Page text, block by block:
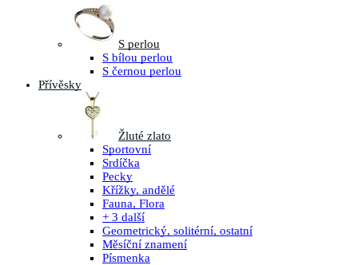
S perlou
S bílou perlou
S černou perlou
Přívěsky
Žluté zlato
Sportovní
Srdíčka
Pecky
Křížky, andělé
Fauna, Flora
+ 3 další
Geometrický, solitérní, ostatní
Měsíční znamení
Písmenka